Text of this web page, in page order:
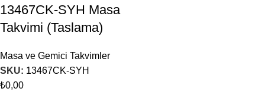
13467CK-SYH Masa
Takvimi (Taslama)
Masa ve Gemici Takvimler
SKU: 13467CK-SYH
₺0,00